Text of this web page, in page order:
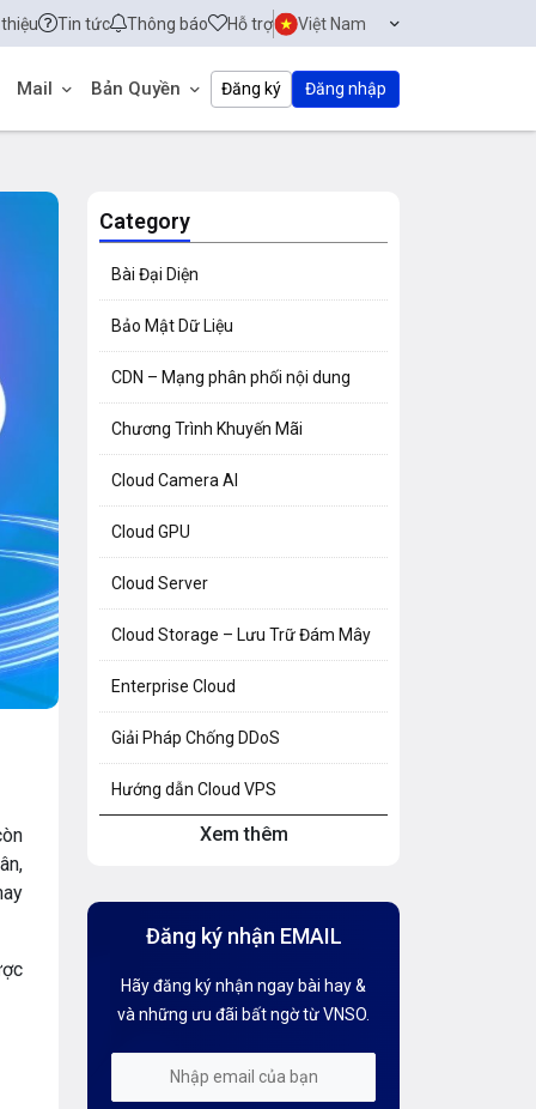
Tin tức Thông báo Hỗ trợ Việt Nam
Mail Bản Quyền Đăng ký Đăng nhập
Category
Bài Đại Diện
Bảo Mật Dữ Liệu
CDN – Mạng phân phối nội dung
Chương Trình Khuyến Mãi
Cloud Camera AI
Cloud GPU
Cloud Server
Cloud Storage – Lưu Trữ Đám Mây
Enterprise Cloud
Giải Pháp Chống DDoS
Hướng dẫn Cloud VPS
Hướng dẫn Hosting
Hướng dẫn Tên miền
Kiến thức AI
Mỗi tuần 01 Server
Xem thêm
Đăng ký nhận EMAIL
Hãy đăng ký nhận ngay bài hay &
và những ưu đãi bất ngờ từ VNSO.